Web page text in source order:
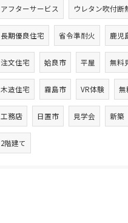
アフターサービス ウレタン吹付断
長期優良住宅 省令準耐火 鹿児
注文住宅 姶良市 平屋 無料
木造住宅 霧島市 VR体験 無
工務店 日置市 見学会 新築
2階建て